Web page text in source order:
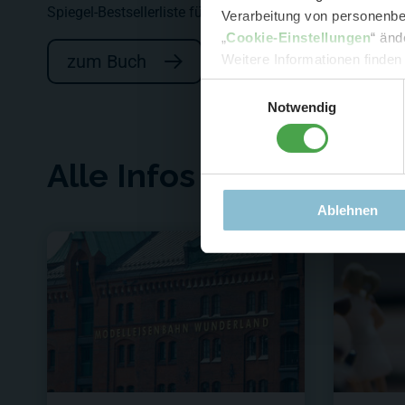
Verarbeitung von
„Cookie-Einstellungen“
Weitere Informationen
Notwendig
Ablehnen
Spiegel-Bestsellerliste für Sachbücher geschafft hat.
zum Buch
Alle Infos rund ums
-
-